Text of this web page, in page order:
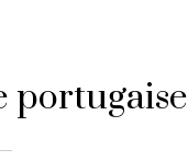
portugaise